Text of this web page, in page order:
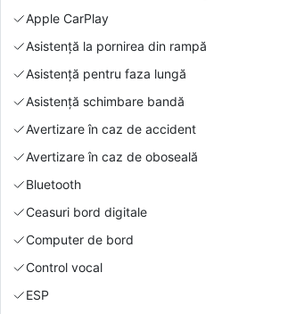
Apple CarPlay
Asistență la pornirea din rampă
Asistență pentru faza lungă
Asistență schimbare bandă
Avertizare în caz de accident
Avertizare în caz de oboseală
Bluetooth
Ceasuri bord digitale
Computer de bord
Control vocal
ESP